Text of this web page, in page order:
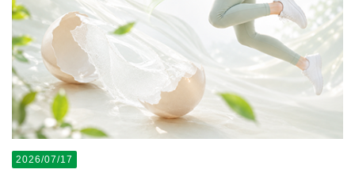
2026/07/17